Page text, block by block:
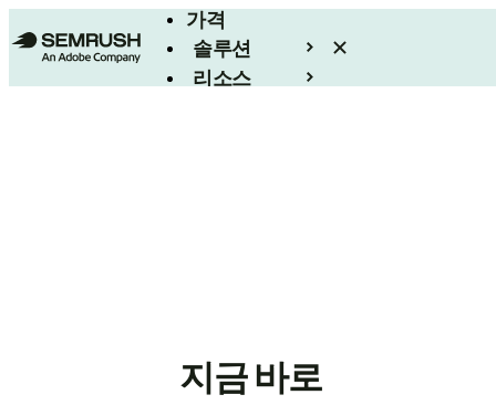
가격
솔루션
리소스
지금 바로